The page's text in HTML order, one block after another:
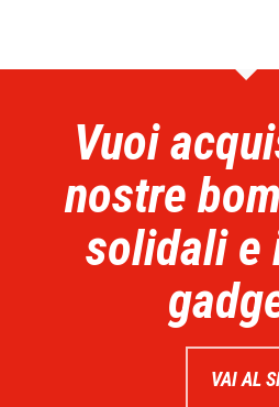
Vuoi
nostre
solidali e
VAI AL